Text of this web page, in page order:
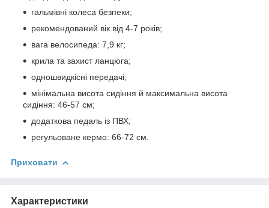
гальмівні колеса безпеки;
рекомендований вік від 4-7 років;
вага велосипеда: 7,9 кг;
крила та захист ланцюга;
одношвидкісні передачі;
мінімальна висота сидіння й максимальна висота
сидіння: 46-57 см;
додаткова педаль із ПВХ;
регульоване кермо: 66-72 см.
Приховати
Характеристики